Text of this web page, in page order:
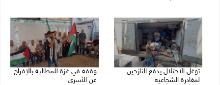
توغل الاحتلال يدفع النازحين
لمغادرة الشجاعية
وقفة في غزة للمطالبة بالإفراج
عن الأسرى